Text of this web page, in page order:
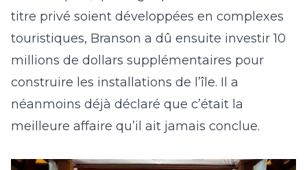
titre privé soient développées en complexes
touristiques, Branson a dû ensuite investir 10
millions de dollars supplémentaires pour
construire les installations de l’île. Il a
néanmoins déjà déclaré que c’était la
meilleure affaire qu’il ait jamais conclue.